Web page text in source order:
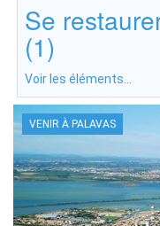
Se
(1)
Voir les éléments...
VENIR À PALAVAS